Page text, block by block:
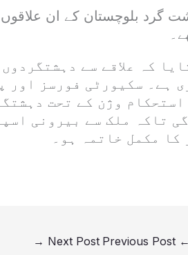
گرد بلوچستان کے ان
کہ علاقے سے
ہے۔ سکیورٹی فورسز اور
وژن کے تحت
تاکہ ملک سے بیرونی
مکمل خاتمہ ہو۔
←
Next Post
→